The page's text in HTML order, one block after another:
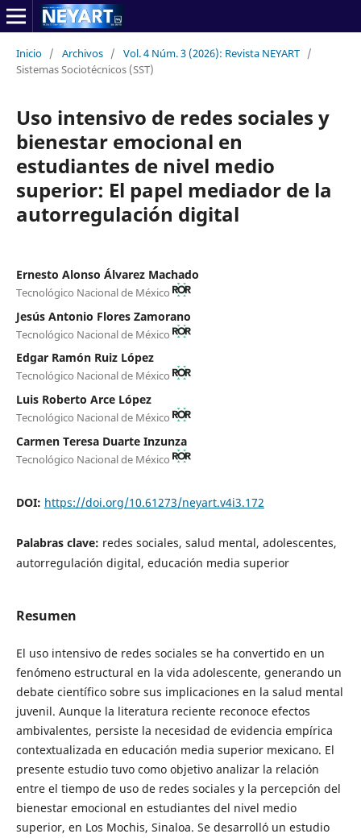
Inicio / Archivos / Vol. 4 Núm. 3 (2026): Revista NEYART /
Sistemas Sociotécnicos (SST)
Uso intensivo de redes sociales y
bienestar emocional en
estudiantes de nivel medio
superior: El papel mediador de la
autorregulación digital
Ernesto Alonso Álvarez Machado
Tecnológico Nacional de México
Jesús Antonio Flores Zamorano
Tecnológico Nacional de México
Edgar Ramón Ruiz López
Tecnológico Nacional de México
Luis Roberto Arce López
Tecnológico Nacional de México
Carmen Teresa Duarte Inzunza
Tecnológico Nacional de México
DOI: https://doi.org/10.61273/neyart.v4i3.172
Palabras clave: redes sociales, salud mental, adolescentes,
autorregulación digital, educación media superior
Resumen
El uso intensivo de redes sociales se ha convertido en un
fenómeno estructural en la vida adolescente, generando un
debate científico sobre sus implicaciones en la salud mental
juvenil. Aunque la literatura reciente reconoce efectos
ambivalentes, persiste la necesidad de evidencia empírica
contextualizada en educación media superior mexicano. El
presente estudio tuvo como objetivo analizar la relación
entre el tiempo de uso de redes sociales y la percepción del
bienestar emocional en estudiantes del nivel medio
superior, en Los Mochis, Sinaloa. Se desarrolló un estudio